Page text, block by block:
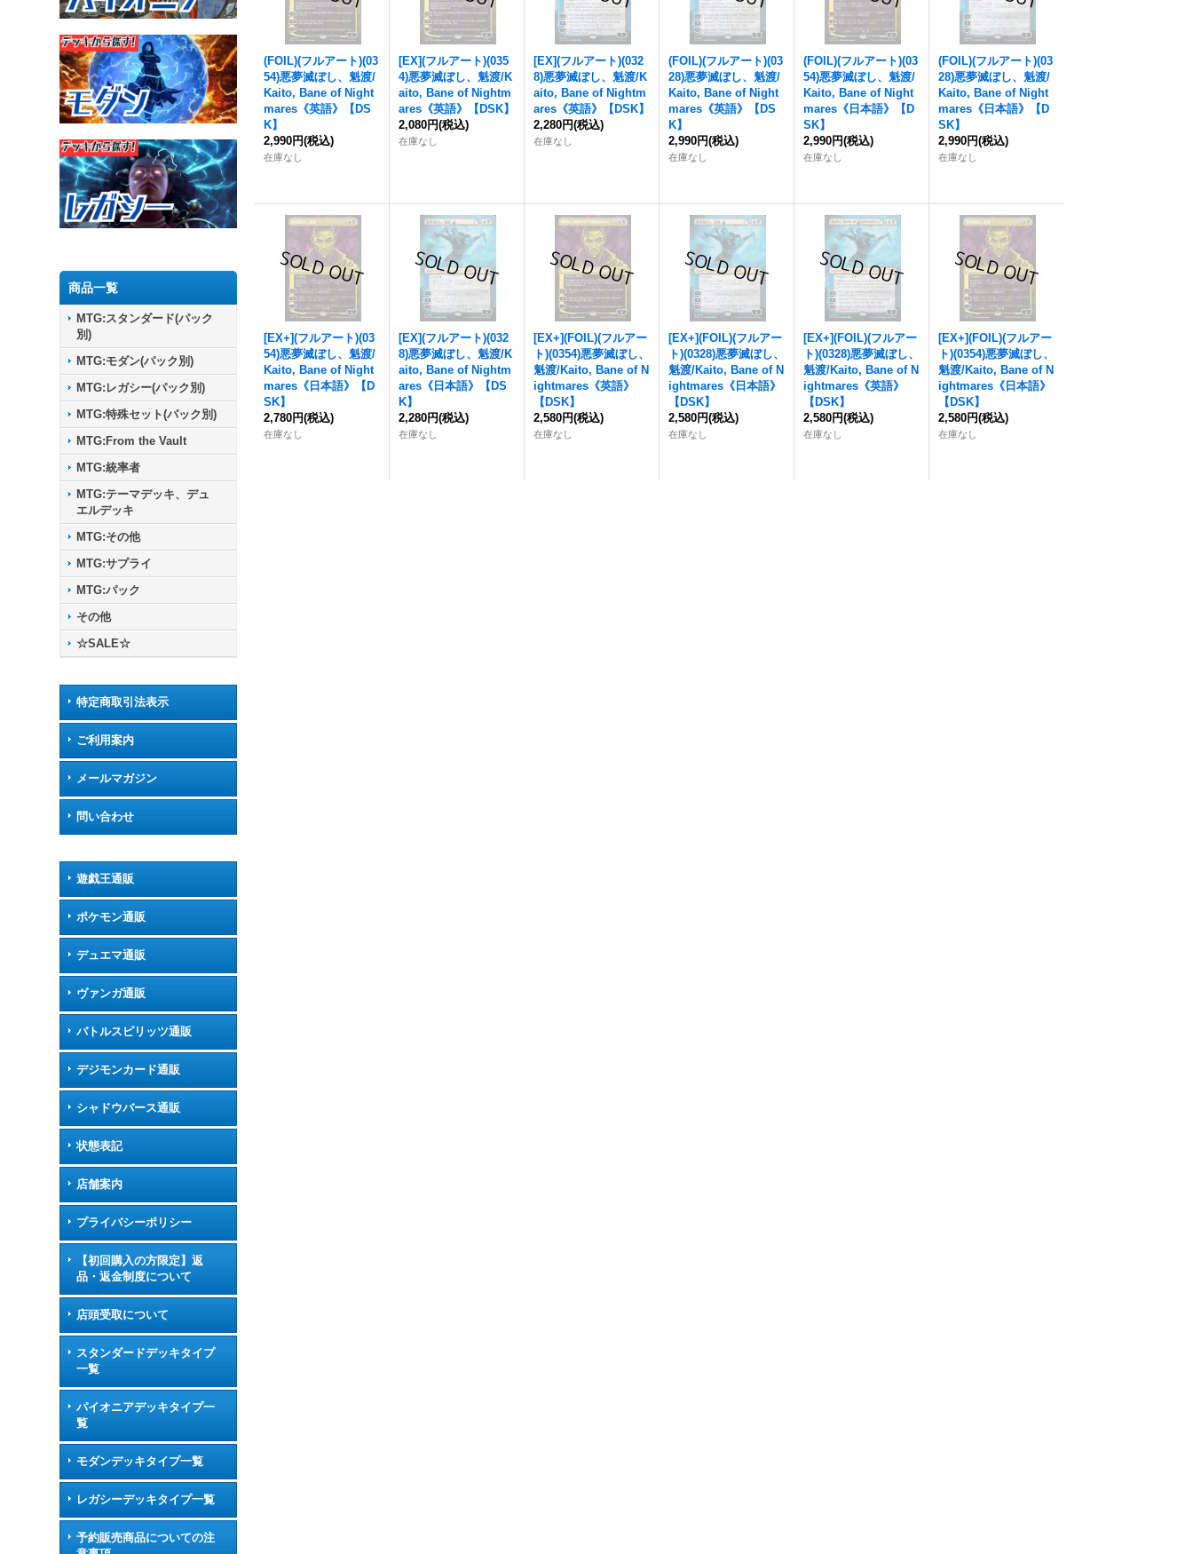
商品一覧
MTG:スタンダード(パック
別)
MTG:モダン(パック別)
MTG:レガシー(パック別)
MTG:特殊セット(パック別)
MTG:From the Vault
MTG:統率者
MTG:テーマデッキ、デュ
エルデッキ
MTG:その他
MTG:サプライ
MTG:パック
その他
☆SALE☆
特定商取引法表示
ご利用案内
メールマガジン
問い合わせ
遊戯王通販
ポケモン通販
デュエマ通販
ヴァンガ通販
バトルスピリッツ通販
デジモンカード通販
シャドウバース通販
状態表記
店舗案内
プライバシーポリシー
【初回購入の方限定】返
品・返金制度について
店頭受取について
スタンダードデッキタイプ
一覧
パイオニアデッキタイプ一
覧
モダンデッキタイプ一覧
レガシーデッキタイプ一覧
予約販売商品についての注
(FOIL)(フルアート)(03
54)悪夢滅ぼし、魁渡/
Kaito, Bane of Night
mares《英語》【DS
K】
2,990円(税込)
在庫なし
[EX](フルアート)(035
4)悪夢滅ぼし、魁渡/K
aito, Bane of Nightm
ares《英語》【DSK】
2,080円(税込)
在庫なし
[EX](フルアート)(032
8)悪夢滅ぼし、魁渡/K
aito, Bane of Nightm
ares《英語》【DSK】
2,280円(税込)
在庫なし
(FOIL)(フルアート)(03
28)悪夢滅ぼし、魁渡/
Kaito, Bane of Night
mares《英語》【DS
K】
2,990円(税込)
在庫なし
(FOIL)(フルアート)(03
54)悪夢滅ぼし、魁渡/
Kaito, Bane of Night
mares《日本語》【D
SK】
2,990円(税込)
在庫なし
(FOIL)(フルアート)(03
28)悪夢滅ぼし、魁渡/
Kaito, Bane of Night
mares《日本語》【D
SK】
2,990円(税込)
在庫なし
[EX+](フルアート)(03
54)悪夢滅ぼし、魁渡/
Kaito, Bane of Night
mares《日本語》【D
SK】
2,780円(税込)
在庫なし
[EX](フルアート)(032
8)悪夢滅ぼし、魁渡/K
aito, Bane of Nightm
ares《日本語》【DS
K】
2,280円(税込)
在庫なし
[EX+](FOIL)(フルアー
ト)(0354)悪夢滅ぼし、
魁渡/Kaito, Bane of N
ightmares《英語》
【DSK】
2,580円(税込)
在庫なし
[EX+](FOIL)(フルアー
ト)(0328)悪夢滅ぼし、
魁渡/Kaito, Bane of N
ightmares《日本語》
【DSK】
2,580円(税込)
在庫なし
[EX+](FOIL)(フルアー
ト)(0328)悪夢滅ぼし、
魁渡/Kaito, Bane of N
ightmares《英語》
【DSK】
2,580円(税込)
在庫なし
[EX+](FOIL)(フルアー
ト)(0354)悪夢滅ぼし、
魁渡/Kaito, Bane of N
ightmares《日本語》
【DSK】
2,580円(税込)
在庫なし